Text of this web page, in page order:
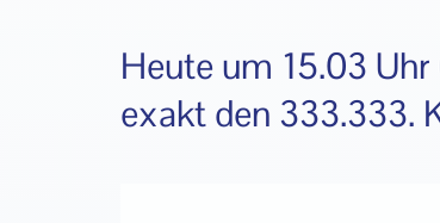
Heute um 15.03
exakt den 333.333.